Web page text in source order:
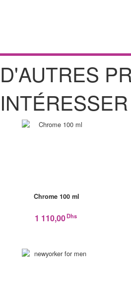
D'AUTRES
INTÉRESSER
Chrome 100 ml
1 110,00Dhs